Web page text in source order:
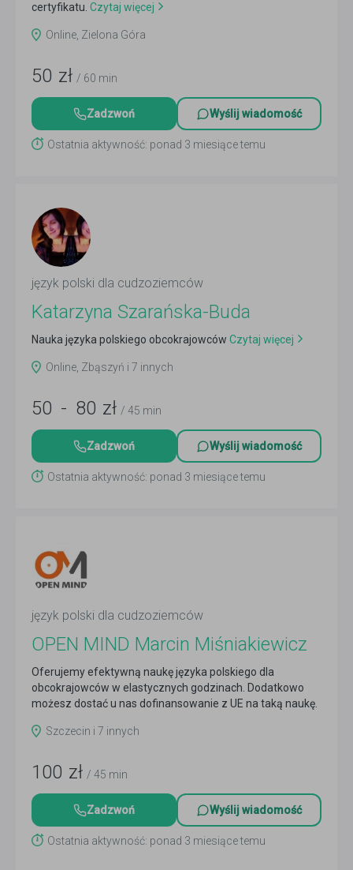
certyfikatu. Czytaj więcej
Online, Zielona Góra
50 zł / 60 min
Zadzwoń Wyślij wiadomość
Ostatnia aktywność: ponad 3 miesiące temu
język polski dla cudzoziemców
Katarzyna Szarańska-Buda
Nauka języka polskiego obcokrajowców Czytaj więcej
Online, Zbąszyń i 7 innych
50 - 80 zł / 45 min
Zadzwoń Wyślij wiadomość
Ostatnia aktywność: ponad 3 miesiące temu
język polski dla cudzoziemców
OPEN MIND Marcin Miśniakiewicz
Oferujemy efektywną naukę języka polskiego dla
obcokrajowców w elastycznych godzinach. Dodatkowo
możesz dostać u nas dofinansowanie z UE na taką naukę.
Szczecin i 7 innych
100 zł / 45 min
Zadzwoń Wyślij wiadomość
Ostatnia aktywność: ponad 3 miesiące temu